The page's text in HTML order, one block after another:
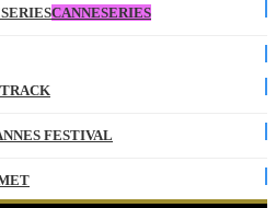
CANNESERIES
FESTIVAL